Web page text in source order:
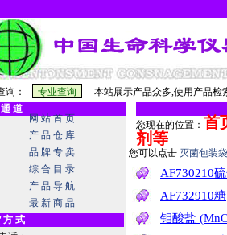
询：
本站展示产品众多,使用产品检
道
网 站 首 页
产 品 仓 库
品 牌 专 卖
综 合 目 录
产 品 导 航
最 新 商 品
方 式
您现在的位置： 首
剂等
您可以点击 灭菌包装
AF730210
AF732910糖
钼酸盐